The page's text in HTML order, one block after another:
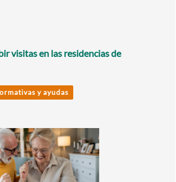
visitas en las residencias de
y ayudas